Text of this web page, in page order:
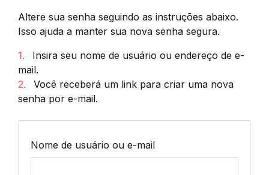
Altere sua senha seguindo as instruções abaixo.
Isso ajuda a manter sua nova senha segura.
1.
Insira seu nome de usuário ou endereço de e-
mail.
2.
Você receberá um link para criar uma nova
senha por e-mail.
Nome de usuário ou e-mail